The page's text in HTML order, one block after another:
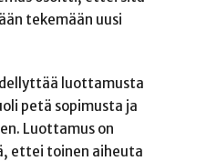
tekemään uusi
luottamusta
petä sopimusta ja
Luottamus on
ettei toinen aiheuta